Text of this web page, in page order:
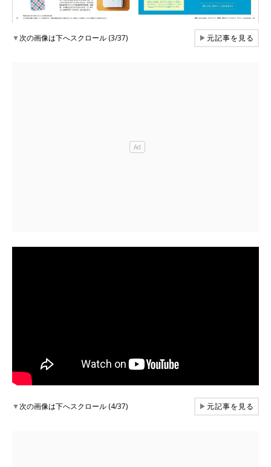
▼次の画像は下へスクロール (3/37) ▶元記事を見る
▼次の画像は下へスクロール (4/37) ▶元記事を見る